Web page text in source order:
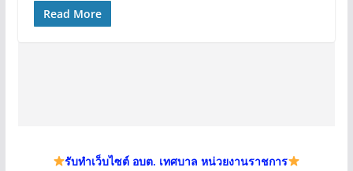
Read More
รับทำเว็บไซต์ อบต. เทศบาล หน่วยงานราชการ